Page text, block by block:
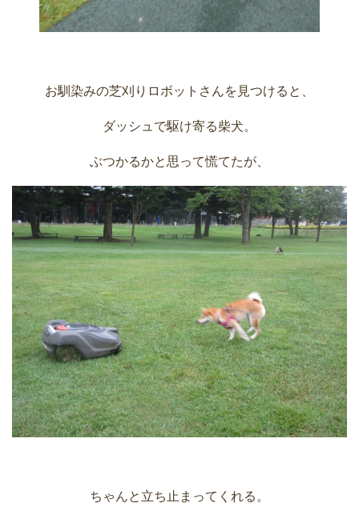
お馴染みの芝刈りロボットさんを見つけると、
ダッシュで駆け寄る柴犬。
ぶつかるかと思って慌てたが、
ちゃんと立ち止まってくれる。